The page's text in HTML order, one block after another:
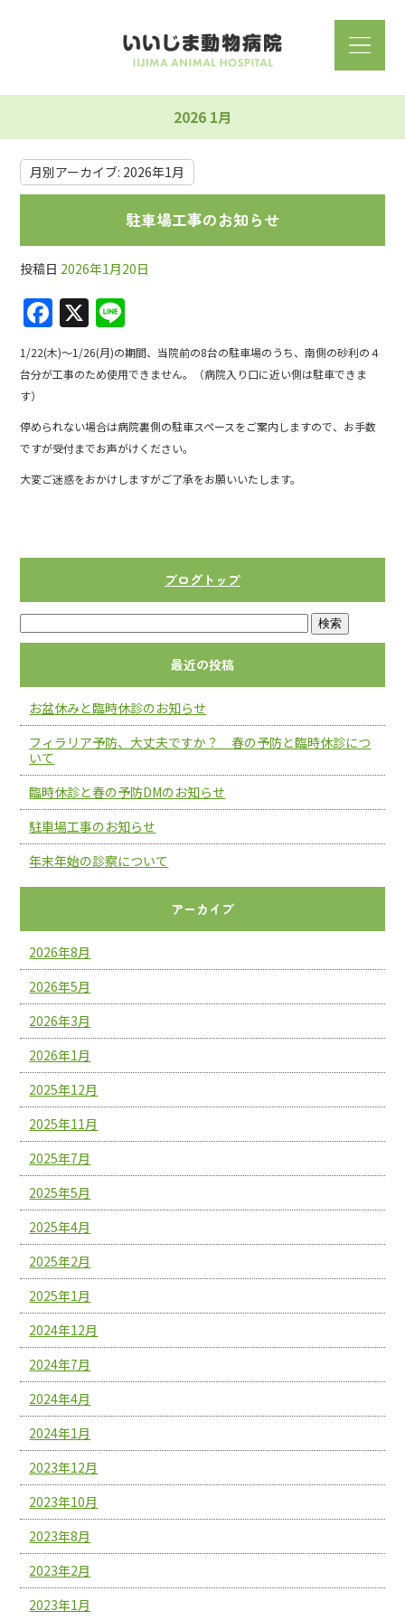
2026 1月
月別アーカイブ: 2026年1月
駐車場工事のお知らせ
投稿日 2026年1月20日
F
a
c
b
o
o
X
n
e
1/22(木)～1/26(月)の期間、当院前の8台の駐車場のうち、南側の砂利の４
台分が工事のため使用できません。（病院入り口に近い側は駐車できま
す）
停められない場合は病院裏側の駐車スペースをご案内しますので、お手数
ですが受付までお声がけください。
大変ご迷惑をおかけしますがご了承をお願いいたします。
ブログトップ
最近の投稿
お盆休みと臨時休診のお知らせ
フィラリア予防、大丈夫ですか？ 春の予防と臨時休診につ
いて
臨時休診と春の予防DMのお知らせ
駐車場工事のお知らせ
年末年始の診察について
アーカイブ
2026年8月
2026年5月
2026年3月
2026年1月
2025年12月
2025年11月
2025年7月
2025年5月
2025年4月
2025年2月
2025年1月
2024年12月
2024年7月
2024年4月
2024年1月
2023年12月
2023年10月
2023年8月
2023年2月
2023年1月